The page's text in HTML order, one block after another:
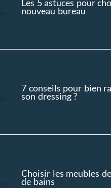
Les 5 astuces pour
nouveau bureau
7 conseils pour bien
son dressing ?
Choisir les meubles
de bains